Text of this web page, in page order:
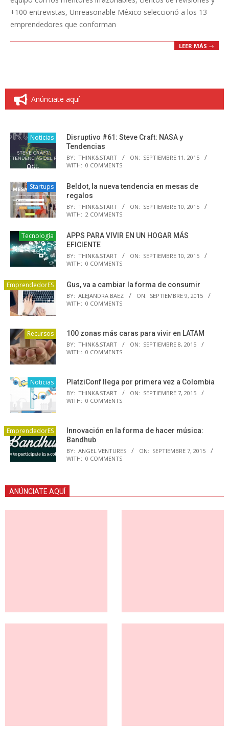
+100 entrevistas, Unreasonable México seleccionó a los 13
emprendedores que conforman
LEER MÁS →
Anúnciate aquí
Noticias
Disruptivo #61: Steve Craft: NASA y
Tendencias
BY: THINK&START ON: SEPTIEMBRE 11, 2015
WITH: 0 COMMENTS
Startups
Beldot, la nueva tendencia en mesas de
regalos
BY: THINK&START ON: SEPTIEMBRE 10, 2015
WITH: 2 COMMENTS
Tecnología
APPS PARA VIVIR EN UN HOGAR MÁS
EFICIENTE
BY: THINK&START ON: SEPTIEMBRE 10, 2015
WITH: 0 COMMENTS
EmprendedorES Gus, va a cambiar la forma de consumir
BY: ALEJANDRA BAEZ ON: SEPTIEMBRE 9, 2015
WITH: 0 COMMENTS
Recursos 100 zonas más caras para vivir en LATAM
BY: THINK&START ON: SEPTIEMBRE 8, 2015
WITH: 0 COMMENTS
Noticias PlatziConf llega por primera vez a Colombia
BY: THINK&START ON: SEPTIEMBRE 7, 2015
WITH: 0 COMMENTS
EmprendedorES
Innovación en la forma de hacer música:
Bandhub
BY: ANGEL VENTURES ON: SEPTIEMBRE 7, 2015
WITH: 0 COMMENTS
ANÚNCIATE AQUÍ